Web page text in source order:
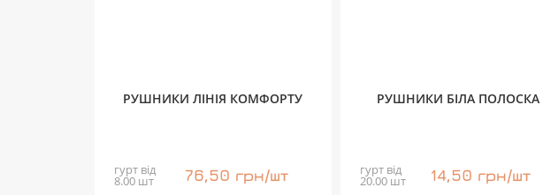
РУШНИКИ ЛІНІЯ КОМФОРТУ
гурт від
8.00 шт 76,50 грн/шт
РУШНИКИ БІЛА ПОЛОСКА
гурт від
20.00 шт 14,50 грн/шт